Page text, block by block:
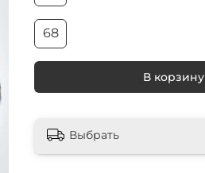
В корзину
68
Выбрать